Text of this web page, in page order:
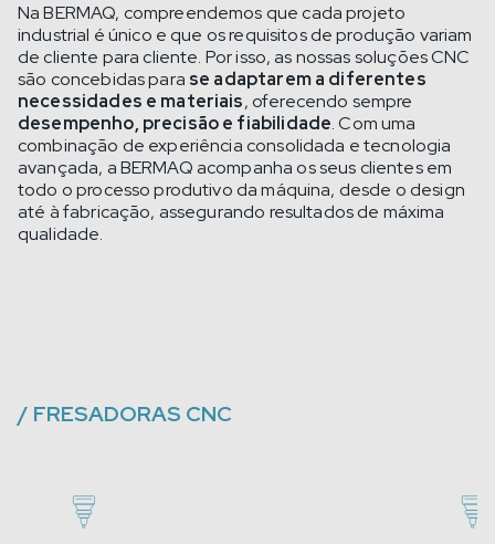
Na BERMAQ, compreendemos que cada projeto
industrial é único e que os requisitos de produção variam
de cliente para cliente. Por isso, as nossas soluções CNC
são concebidas para se adaptarem a diferentes
necessidades e materiais, oferecendo sempre
desempenho, precisão e fiabilidade. Com uma
combinação de experiência consolidada e tecnologia
avançada, a BERMAQ acompanha os seus clientes em
todo o processo produtivo da máquina, desde o design
até à fabricação, assegurando resultados de máxima
qualidade.
/ FRESADORAS CNC